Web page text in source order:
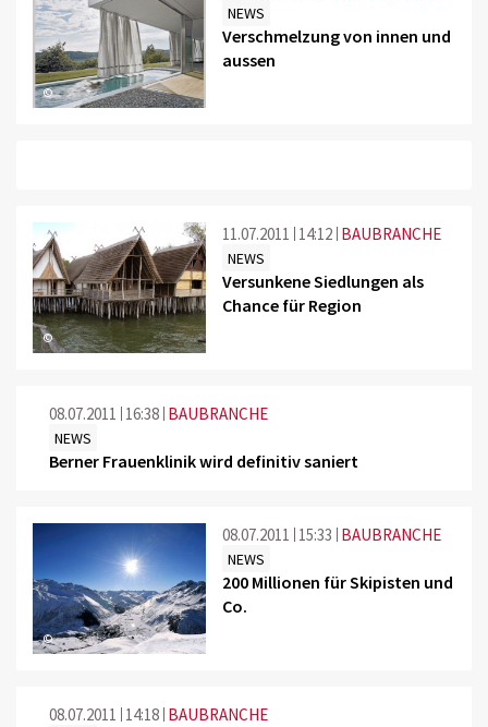
©
NEWS
Verschmelzung von innen und
aussen
©
11.07.2011 14:12 BAUBRANCHE
NEWS
Versunkene Siedlungen als
Chance für Region
08.07.2011 16:38 BAUBRANCHE
NEWS
Berner Frauenklinik wird definitiv saniert
©
08.07.2011 15:33 BAUBRANCHE
NEWS
200 Millionen für Skipisten und
Co.
08.07.2011 14:18 BAUBRANCHE